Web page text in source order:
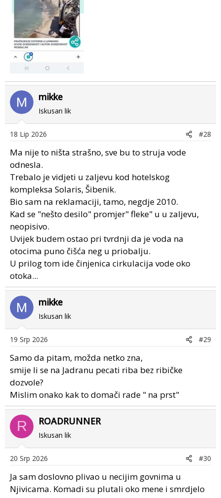
mikke
Iskusan lik
18 Lip 2026 #28
Ma nije to ništa strašno, sve bu to struja vode
odnesla.
Trebalo je vidjeti u zaljevu kod hotelskog
kompleksa Solaris, Šibenik.
Bio sam na reklamaciji, tamo, negdje 2010.
Kad se "nešto desilo" promjer" fleke" u u zaljevu,
neopisivo.
Uvijek budem ostao pri tvrdnji da je voda na
otocima puno čišća neg u priobalju.
U prilog tom ide činjenica cirkulacija vode oko
otoka...
mikke
Iskusan lik
19 Srp 2026 #29
Samo da pitam, možda netko zna,
smije li se na Jadranu pecati riba bez ribičke
dozvole?
Mislim onako kak to domači rade " na prst"
R ROADRUNNER
Iskusan lik
20 Srp 2026 #30
Ja sam doslovno plivao u necijim govnima u
Njivicama. Komadi su plutali oko mene i smrdjelo